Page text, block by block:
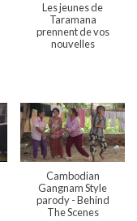
Les jeunes de
Taramana
prennent de vos
nouvelles
Cambodian
Gangnam Style
parody - Behind
The Scenes